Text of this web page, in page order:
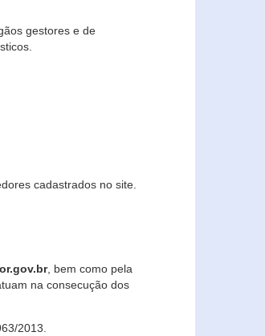
gestores e de
cadastrados no site.
, bem como pela
na consecução dos
2013.